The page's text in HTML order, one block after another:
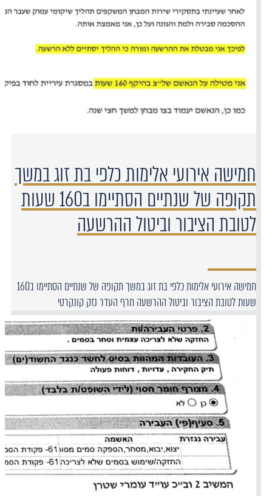
חמישה אירועי אלימות כלפי בת זוג במשך
תקופה של שנתיים הסתיימו ב160 שעות
לטובת הציבור וביטול ההרשעה
חמישה אירועי אלימות כלפי בת זוג במשך תקופה של שנתיים הסתיימו ב160
שעות לטובת הציבור וביטול ההרשעה חרף העדר נזק קונקרטי